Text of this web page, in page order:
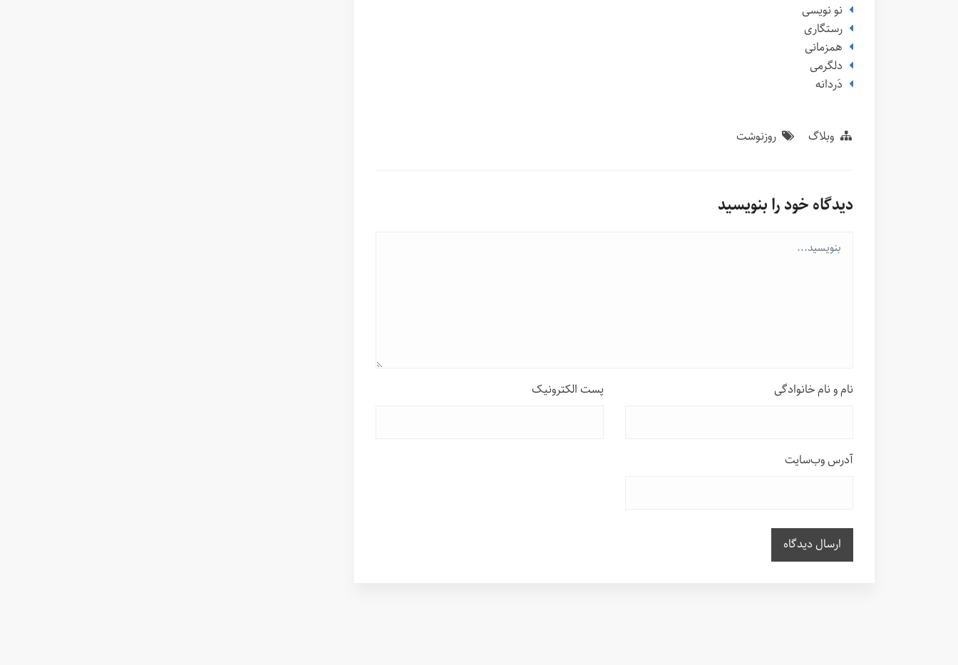
نو نویسی
رستگاری
همزمانی
دلگرمی
دَردانه
وبلاگ روزنوشت
دیدگاه خود را بنویسید
نام و نام خانوادگی پست الکترونیک
آدرس وب‌سایت
ارسال دیدگاه